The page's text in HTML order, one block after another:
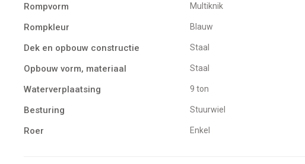
Rompvorm Multiknik
Rompkleur Blauw
Dek en opbouw constructie Staal
Opbouw vorm, materiaal Staal
Waterverplaatsing 9 ton
Besturing Stuurwiel
Roer Enkel